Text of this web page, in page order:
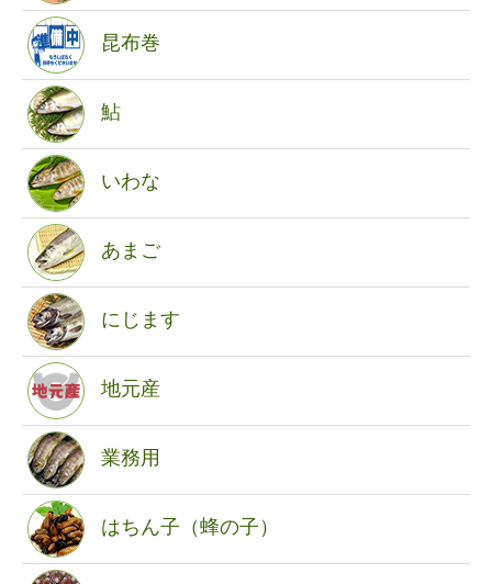
昆布巻
鮎
いわな
あまご
にじます
地元産
業務用
はちん子（蜂の子）